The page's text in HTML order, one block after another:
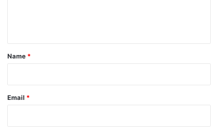
*
Name *
Email *